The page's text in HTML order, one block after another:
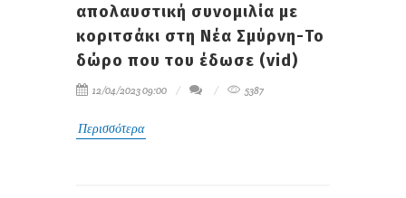
απολαυστική συνομιλία με
κοριτσάκι στη Νέα Σμύρνη-Το
δώρο που του έδωσε (vid)
12/04/2023 09:00 5387
Περισσότερα